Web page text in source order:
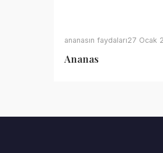
ananasın faydaları27 Ocak
Ananas